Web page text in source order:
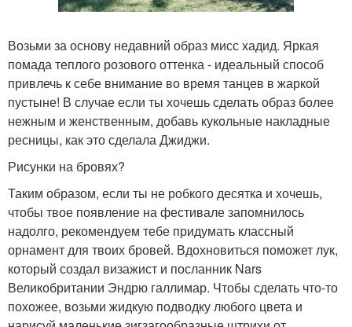
Возьми за основу недавний образ мисс хадид. Яркая
помада теплого розового оттенка - идеальный способ
привлечь к себе внимание во время танцев в жаркой
пустыне! В случае если ты хочешь сделать образ более
нежным и женственным, добавь кукольные накладные
ресницы, как это сделала Джиджи.
Рисунки на бровях?
Таким образом, если ты не робкого десятка и хочешь,
чтобы твое появление на фестивале запомнилось
надолго, рекомендуем тебе придумать классный
орнамент для твоих бровей. Вдохновиться поможет лук,
который создал визажист и посланник Nars
Великобритании Эндрю галлимар. Чтобы сделать что-то
похожее, возьми жидкую подводку любого цвета и